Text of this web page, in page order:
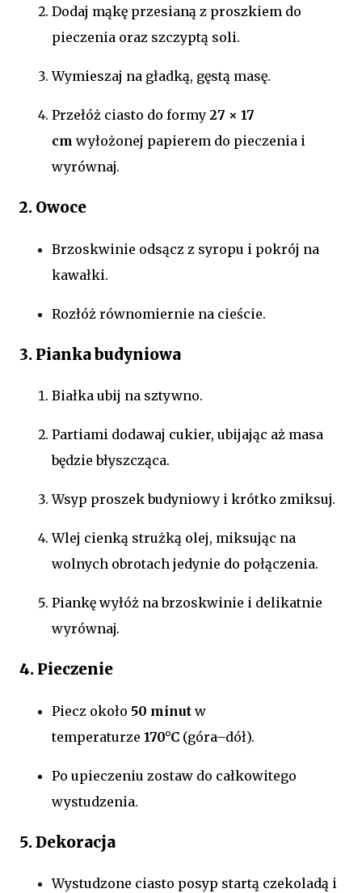
Dodaj mąkę przesianą z proszkiem do
pieczenia oraz szczyptą soli.
Wymieszaj na gładką, gęstą masę.
Przełóż ciasto do formy 27 × 17
cm wyłożonej papierem do pieczenia i
wyrównaj.
2. Owoce
Brzoskwinie odsącz z syropu i pokrój na
kawałki.
Rozłóż równomiernie na cieście.
3. Pianka budyniowa
Białka ubij na sztywno.
Partiami dodawaj cukier, ubijając aż masa
będzie błyszcząca.
Wsyp proszek budyniowy i krótko zmiksuj.
Wlej cienką strużką olej, miksując na
wolnych obrotach jedynie do połączenia.
Piankę wyłóż na brzoskwinie i delikatnie
wyrównaj.
4. Pieczenie
Piecz około 50 minut w
temperaturze 170°C (góra–dół).
Po upieczeniu zostaw do całkowitego
wystudzenia.
5. Dekoracja
Wystudzone ciasto posyp startą czekoladą i